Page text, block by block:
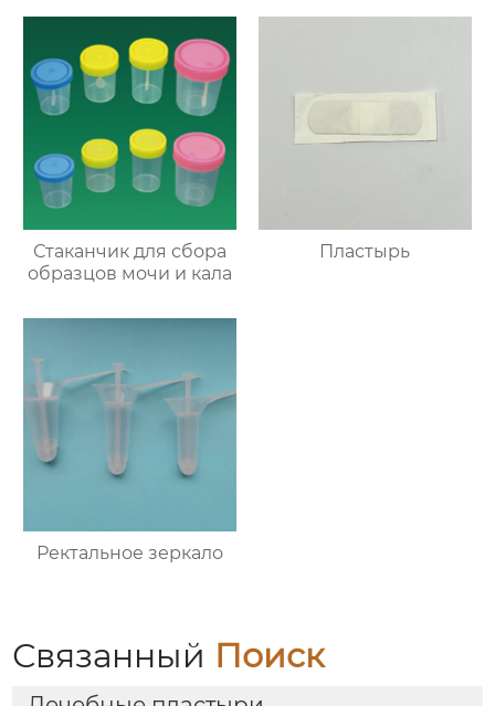
Стаканчик для сбора
образцов мочи и кала
Пластырь
Ректальное зеркало
Связанный Поиск